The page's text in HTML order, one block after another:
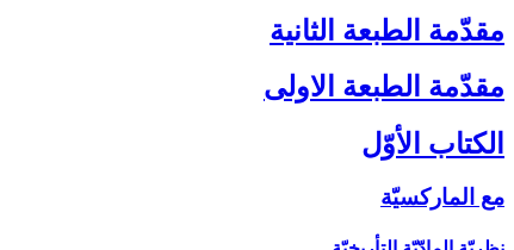
مقدّمة الطبعة الثانية
مقدّمة الطبعة الاولى‏
الكتاب الأوّل‏
مع الماركسيّة